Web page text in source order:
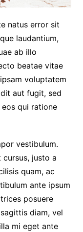
natus error sit
laudantium,
ab illo
beatae vitae
voluptatem
aut fugit, sed
qui ratione
vestibulum.
cursus, justo a
quam, ac
ante ipsum
posuere
diam, vel
mi eget ante